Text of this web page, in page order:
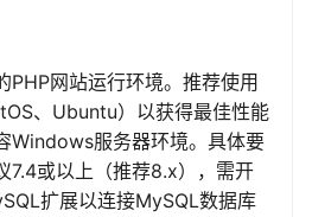
PHP网站运行环境。推荐使用
、Ubuntu）以获得最佳性能
Windows服务器环境。具体要
7.4或以上（推荐8.x），需开
扩展以连接MySQL数据库